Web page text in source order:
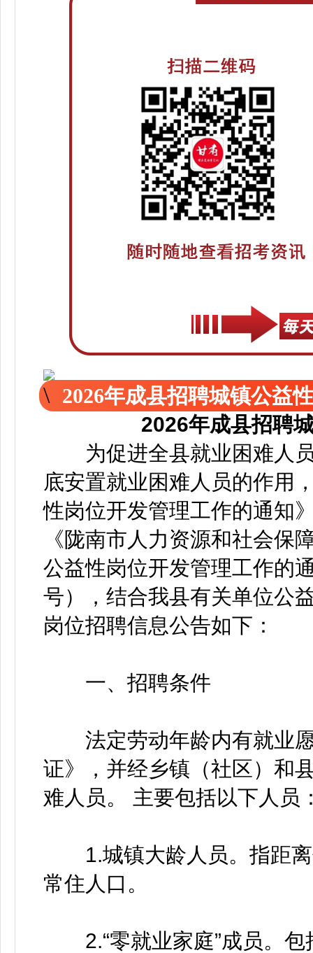
2026年成县招聘城镇公益
2026年成县招聘
为促进全县就业困难人员
底安置就业困难人员的作用
性岗位开发管理工作的通知
《陇南市人力资源和社会保
公益性岗位开发管理工作的
号），结合我县有关单位公
岗位招聘信息公告如下：
一、招聘条件
法定劳动年龄内有就业愿
证》，并经乡镇（社区）和
难人员。 主要包括以下人员
1.城镇大龄人员。指距离
常住人口。
2.“零就业家庭”成员。包